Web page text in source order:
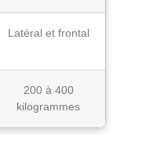
Latéral et frontal
200 à 400
kilogrammes